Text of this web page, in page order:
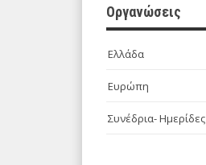
Οργανώσεις
Ελλάδα
Ευρώπη
Συνέδρια- Ημερίδες